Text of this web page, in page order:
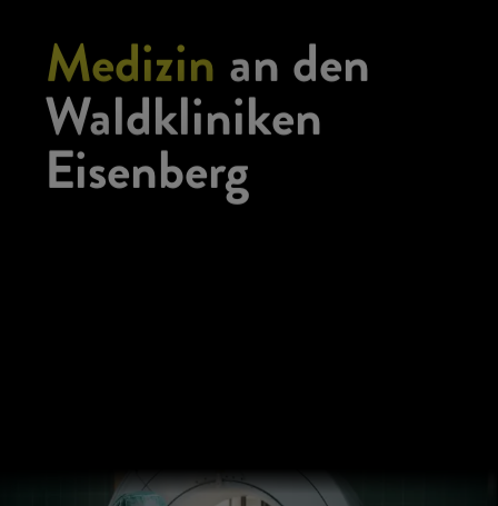
Medizin an den
Waldkliniken
Eisenberg